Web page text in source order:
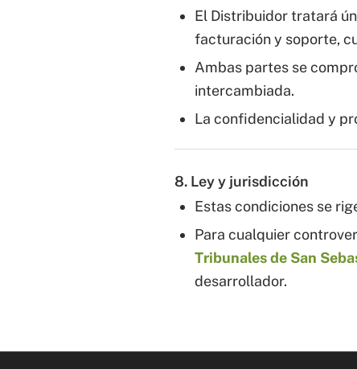
El Distribuidor tratará
facturación y soporte,
Ambas partes se
intercambiada.
La confidencialidad y
8. Ley y jurisdicción
Estas condiciones se
Para cualquier
Tribunales de San
desarrollador.